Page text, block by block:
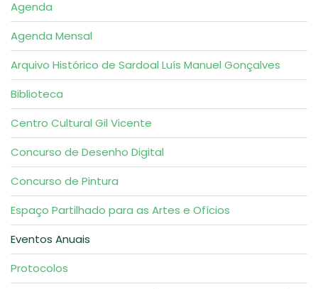
Agenda
Agenda Mensal
Arquivo Histórico de Sardoal Luís Manuel Gonçalves
Biblioteca
Centro Cultural Gil Vicente
Concurso de Desenho Digital
Concurso de Pintura
Espaço Partilhado para as Artes e Ofícios
Eventos Anuais
Protocolos